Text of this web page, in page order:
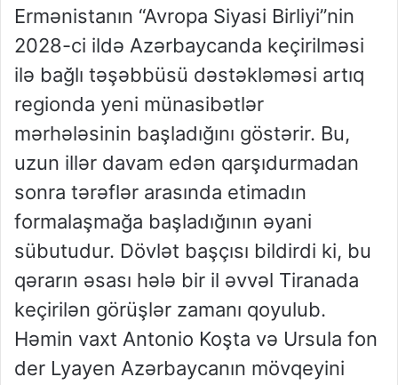
Ermənistanın “Avropa Siyasi Birliyi”nin
2028-ci ildə Azərbaycanda keçirilməsi
ilə bağlı təşəbbüsü dəstəkləməsi artıq
regionda yeni münasibətlər
mərhələsinin başladığını göstərir. Bu,
uzun illər davam edən qarşıdurmadan
sonra tərəflər arasında etimadın
formalaşmağa başladığının əyani
sübutudur. Dövlət başçısı bildirdi ki, bu
qərarın əsası hələ bir il əvvəl Tiranada
keçirilən görüşlər zamanı qoyulub.
Həmin vaxt Antonio Koşta və Ursula fon
der Lyayen Azərbaycanın mövqeyini